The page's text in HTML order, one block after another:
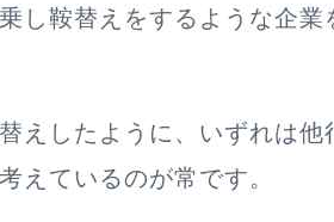
し鞍替えをするような企業
えしたように、いずれは他
えているのが常です。